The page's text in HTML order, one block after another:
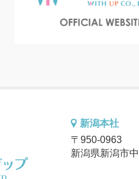
新潟本社
〒950-0963
新潟県新潟市